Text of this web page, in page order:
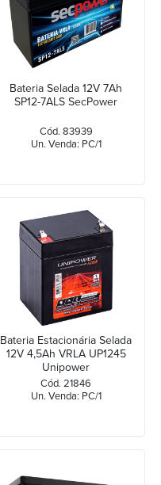
Bateria Selada 12V 7Ah
SP12-7ALS SecPower
Cód. 83939
Un. Venda: PC/1
Bateria Estacionária Selada
12V 4,5Ah VRLA UP1245
Unipower
Cód. 21846
Un. Venda: PC/1